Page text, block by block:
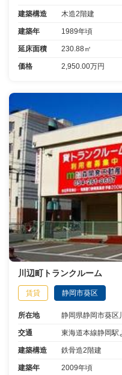
建築構造 木造2階建
建築年 1989年頃
延床面積 230.88㎡
価格 2,950.00万円
川辺町トランクルーム
賃貸 静岡市葵区
所在地 静岡県静岡市葵区
交通 東海道本線静岡駅
建築構造 鉄骨造2階建
建築年 2009年頃